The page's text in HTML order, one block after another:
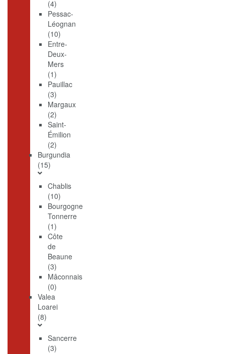
(4)
Pessac-
Léognan
(10)
Entre-
Deux-
Mers
(1)
Pauillac
(3)
Margaux
(2)
Saint-
Émilion
(2)
Burgundia
(15)
Chablis
(10)
Bourgogne
Tonnerre
(1)
Côte
de
Beaune
(3)
Mâconnais
(0)
Valea
Loarei
(8)
Sancerre
(3)